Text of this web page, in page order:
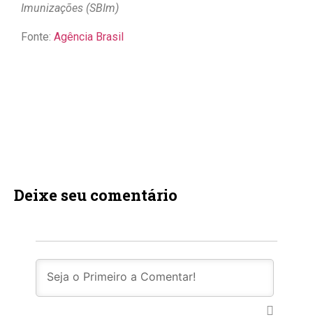
Imunizações (SBIm)
Fonte: Agência Brasil
Deixe seu comentário